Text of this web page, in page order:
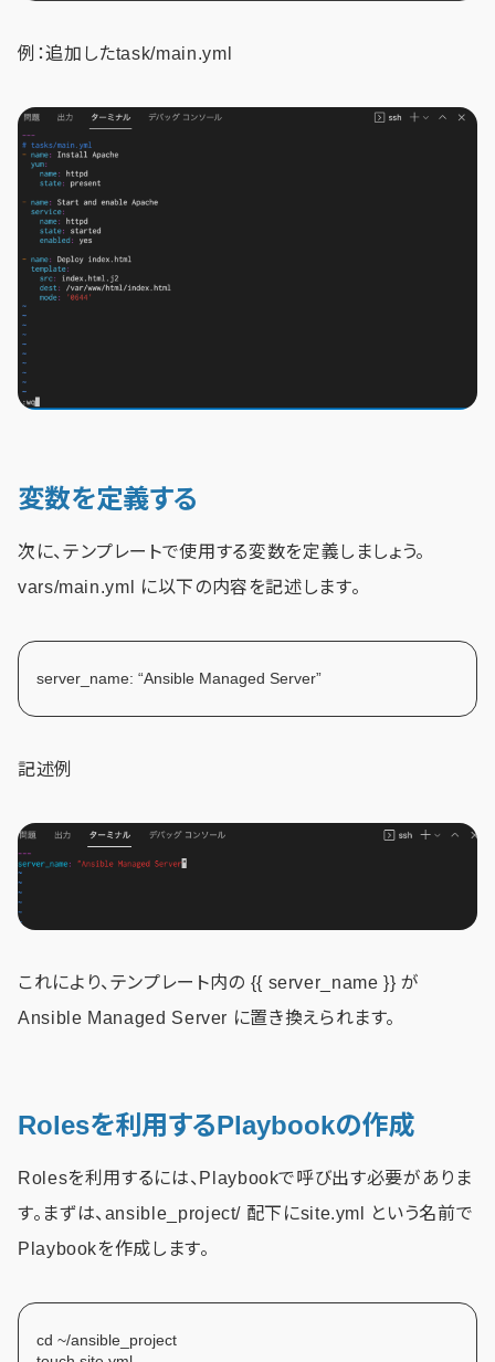
例：追加したtask/main.yml
変数を定義する
次に、テンプレートで使用する変数を定義しましょう。
vars/main.yml に以下の内容を記述します。
server_name: “Ansible Managed Server”
記述例
これにより、テンプレート内の {{ server_name }} が
Ansible Managed Server に置き換えられます。
Rolesを利用するPlaybookの作成
Rolesを利用するには、Playbookで呼び出す必要がありま
す。まずは、ansible_project/ 配下にsite.yml という名前で
Playbookを作成します。
cd ~/ansible_project